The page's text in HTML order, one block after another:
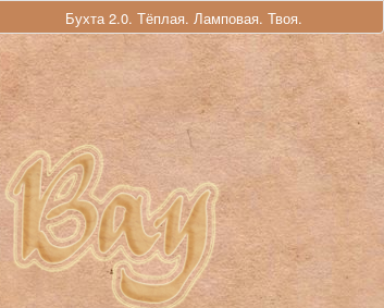
Бухта 2.0. Тёплая. Ламповая. Твоя.